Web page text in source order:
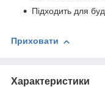
Підходить для
Приховати
Характеристики